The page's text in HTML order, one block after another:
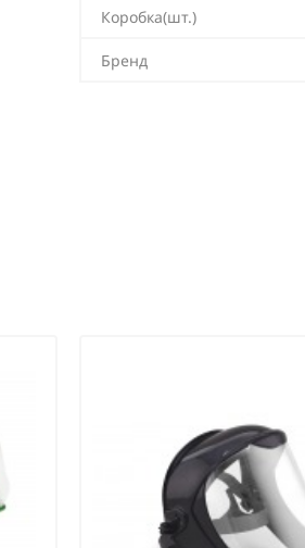
Коробка(шт.)
Бренд